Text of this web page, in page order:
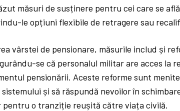
măsuri de susținere pentru cei care se
le opțiuni flexibile de retragere sau
vârstei de pensionare, măsurile includ și
se că personalul militar are acces la
pensionării. Aceste reforme sunt
și să răspundă nevoilor în
pentru o tranziție reușită către viața civilă.